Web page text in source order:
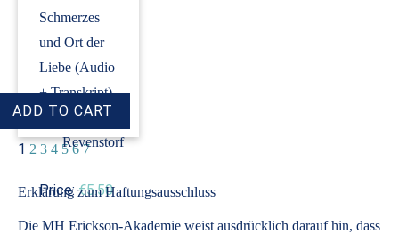
Schmerzes
und Ort der
Liebe (Audio
+ Transkript)
›Dirk
Revenstorf
Price: €5.50
1 2 3 4 5 6 7
Erklärung zum Haftungsausschluss
Die MH Erickson-Akademie weist ausdrücklich darauf hin, dass